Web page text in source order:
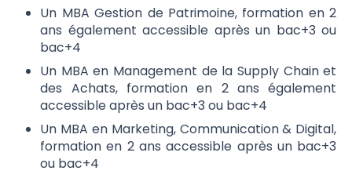
Un MBA Gestion de Patrimoine, formation en 2
ans également accessible après un bac+3 ou
bac+4
Un MBA en Management de la Supply Chain et
des Achats, formation en 2 ans également
accessible après un bac+3 ou bac+4
Un MBA en Marketing, Communication & Digital,
formation en 2 ans accessible après un bac+3
ou bac+4